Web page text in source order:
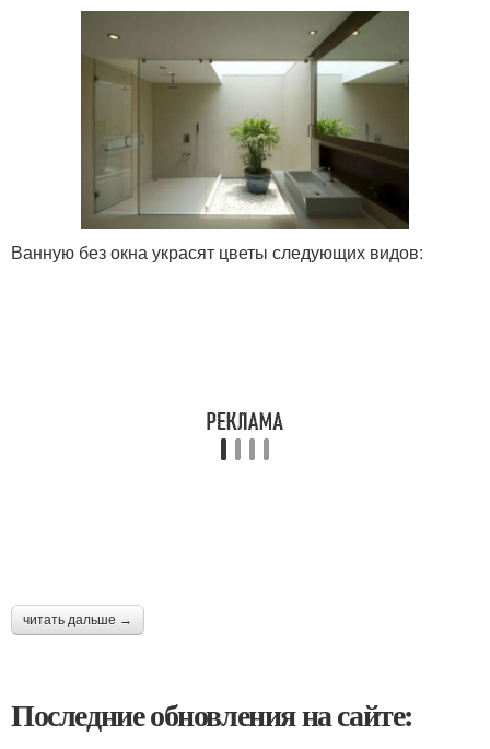
Ванную без окна украсят цветы следующих видов:
читать дальше →
Последние обновления на сайте: